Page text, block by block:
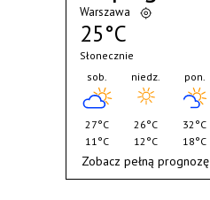
Warszawa
25°C
Słonecznie
sob.
27°C
11°C
niedz.
26°C
12°C
pon.
32°C
18°C
Zobacz pełną prognozę